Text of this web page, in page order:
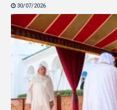
30/07/2026